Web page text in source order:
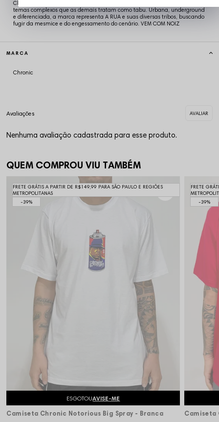
Chronic é referência em Streetwear! A Chronic retrata em suas estampas
temas complexos que as demais tratam como tabu. Urbana, underground
e diferenciada, a marca representa A RUA e suas diversas tribos, buscando
fugir da mesmice e do engessamento do cenário. VEM COM NOIZ
MARCA
Chronic
Nenhuma avaliação cadastrada para esse produto.
QUEM COMPROU VIU TAMBÉM
39%
FRETE GRÁTIS A PARTIR DE R$149,99 PARA SÃO PAULO E REGIÕES
METROPOLITANAS
ESGOTOUAVISE-ME
Camiseta Chronic Notorious Big Spray - Branca
39%
FRETE